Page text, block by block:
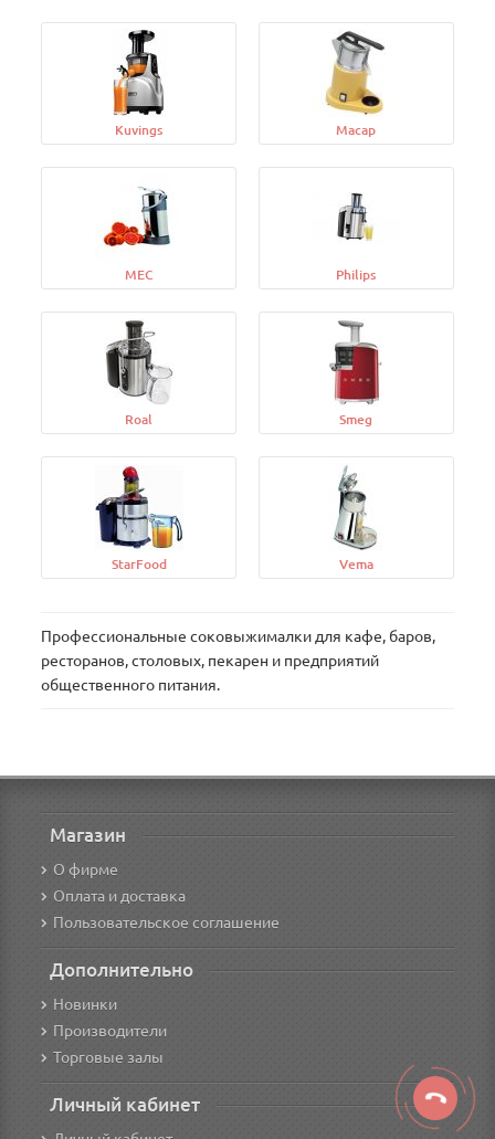
Kuvings Macap
MEC Philips
Roal Smeg
StarFood Vema
Профессиональные соковыжималки для кафе, баров,
ресторанов, столовых, пекарен и предприятий
общественного питания.
Магазин
О фирме
Оплата и доставка
Пользовательское соглашение
Дополнительно
Новинки
Производители
Торговые залы
Личный кабинет